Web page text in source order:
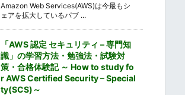
Amazon Web Services(AWS)は今最もシ
ェアを拡大しているパブ ...
「AWS 認定 セキュリティ – 専門知
識」の学習方法・勉強法・試験対
策・合格体験記 ～ How to study fo
r AWS Certified Security – Special
ty(SCS)～